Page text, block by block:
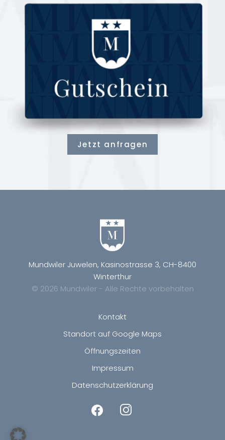
Jetzt anfragen
Mundwiler Juwelen, Kasinostrasse 3, CH-8400
Winterthur
© 2026 Mundwiler - Alle Rechte vorbehalten
Kontakt
Standort auf Google Maps
Öffnungszeiten
Impressum
Datenschutzerklärung